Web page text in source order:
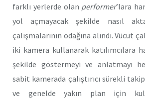
farklı yerlerde olan performer’lara
yol açmayacak şekilde nasıl
çalışmalarının odağına alındı. Vücut
iki kamera kullanarak katılımcılara
şekilde göstermeyi ve anlatmayı
sabit kamerada çalıştırıcı sürekli
ve genelde yakın plan için